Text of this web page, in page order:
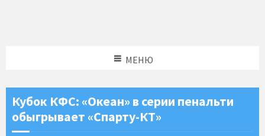
МЕНЮ
Кубок КФС: «Океан» в серии пенальти
обыгрывает «Спарту-КТ»